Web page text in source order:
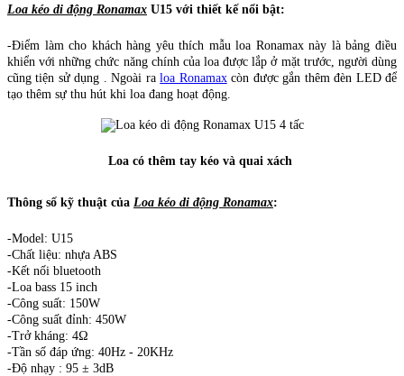
Loa kéo di động Ronamax U15 với thiết kế nổi bật:
-Điểm làm cho khách hàng yêu thích mẫu loa Ronamax này là bảng điều
khiển với những chức năng chính của loa được lắp ở mặt trước, người dùng
cũng tiện sử dụng . Ngoài raloa Ronamaxcòn được gắn thêm đèn LED để
tạo thêm sự thu hút khi loa đang hoạt động.
Loa có thêm tay kéo và quai xách
Thông số kỹ thuật của Loa kéo di động Ronamax:
-Model: U15
-Chất liệu: nhựa ABS
-Kết nối bluetooth
-Loa bass 15 inch
-Công suất: 150W
-Công suất đỉnh: 450W
-Trở kháng: 4Ω
-Tần số đáp ứng: 40Hz - 20KHz
-Độ nhạy : 95 ± 3dB